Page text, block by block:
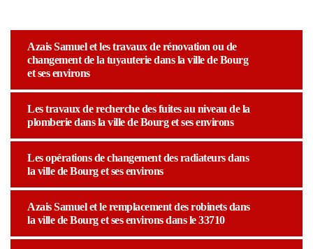
Azais Samuel et les travaux de rénovation ou de
changement de la tuyauterie dans la ville de Bourg
et ses environs
Les travaux de recherche des fuites au niveau de la
plomberie dans la ville de Bourg et ses environs
Les opérations de changement des radiateurs dans
la ville de Bourg et ses environs
Azais Samuel et le remplacement des robinets dans
la ville de Bourg et ses environs dans le 33710